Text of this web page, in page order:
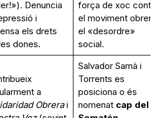
Denuncia
i
els drets
dones.
força de xoc contra
el moviment obrer i
el «desordre»
social.
a
Obrerai
Salvador Samà i
Torrents es
posiciona o és
nomenat cap del